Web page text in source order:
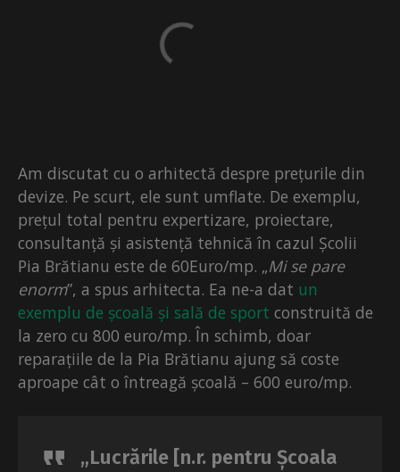
Am discutat cu o arhitectă despre prețurile din
devize. Pe scurt, ele sunt umflate. De exemplu,
prețul total pentru expertizare, proiectare,
consultanță și asistență tehnică în cazul Școlii
Pia Brătianu este de 60Euro/mp. „Mi se pare
enorm”, a spus arhitecta. Ea ne-a dat un
exemplu de școală și sală de sport construită de
la zero cu 800 euro/mp. În schimb, doar
reparațiile de la Pia Brătianu ajung să coste
aproape cât o întreagă școală – 600 euro/mp.
„Lucrările [n.r. pentru Școala